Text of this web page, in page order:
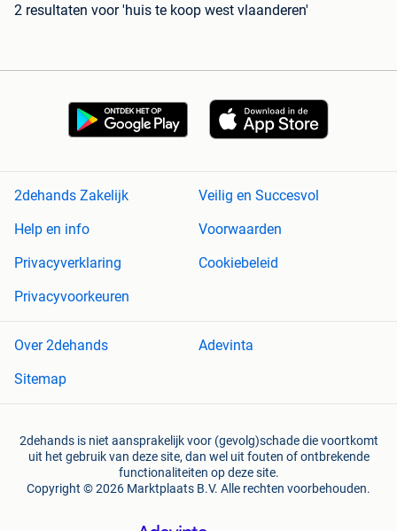
2 resultaten voor 'huis te koop west vlaanderen'
2dehands Zakelijk
Veilig en Succesvol
Help en info
Voorwaarden
Privacyverklaring
Cookiebeleid
Privacyvoorkeuren
Over 2dehands
Adevinta
Sitemap
2dehands is niet aansprakelijk voor (gevolg)schade die voortkomt
uit het gebruik van deze site, dan wel uit fouten of ontbrekende
functionaliteiten op deze site.
Copyright © 2026 Marktplaats B.V. Alle rechten voorbehouden.